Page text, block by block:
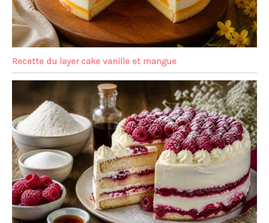
Recette du layer cake vanille et mangue